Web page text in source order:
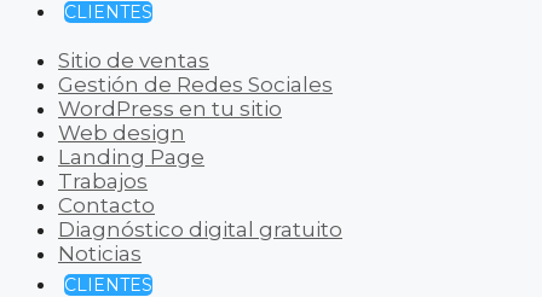
CLIENTES
Sitio de ventas
Gestión de Redes Sociales
WordPress en tu sitio
Web design
Landing Page
Trabajos
Contacto
Diagnóstico digital gratuito
Noticias
CLIENTES